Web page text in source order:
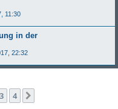
11:30
in der
22:32
3 4